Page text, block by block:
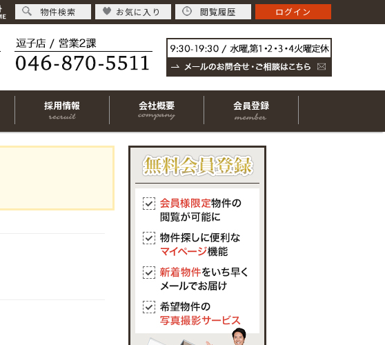
採用情報 会社概要 会員登録
物件検索 お気に入り 閲覧履歴 ログイン